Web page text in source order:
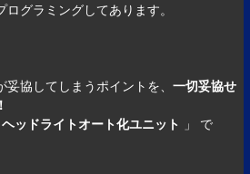
グラミングしてあります。
妥協してしまうポイントを、一切妥協せ
ヘッドライトオート化ユニット
」 で